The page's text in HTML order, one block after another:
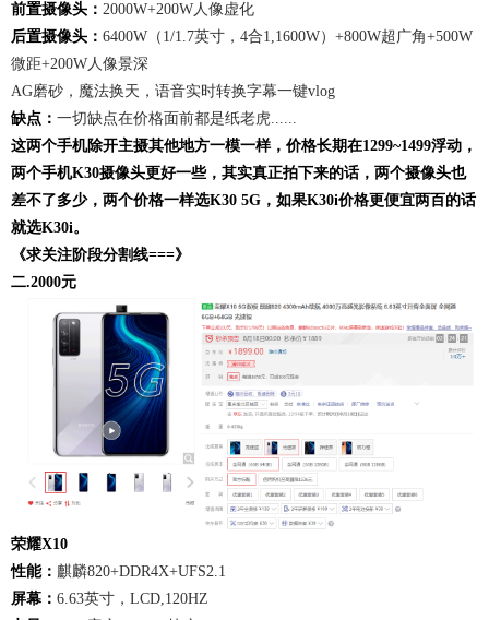
前置摄像头： 2000W+200W人像虚化
后置摄像头： 6400W（1/1.7英寸，4合1,1600W）+800W超广角+500W
微距+200W人像景深
AG磨砂，魔法换天，语音实时转换字幕一键vlog
缺点： 一切缺点在价格面前都是纸老虎......
这两个手机除开主摄其他地方一模一样，价格长期在1299~1499浮动，
两个手机K30摄像头更好一些，其实真正拍下来的话，两个摄像头也
差不了多少，两个价格一样选K30 5G，如果K30i价格更便宜两百的话
就选K30i。
《求关注阶段分割线===》
二.2000元
荣耀X10
性能： 麒麟820+DDR4X+UFS2.1
屏幕： 6.63英寸，LCD,120HZ